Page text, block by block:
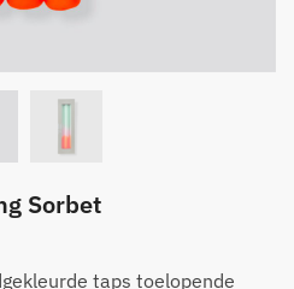
Sorbet
taps toelopende